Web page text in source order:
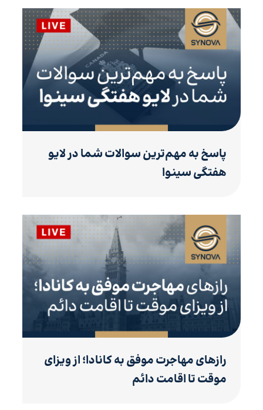
پاسخ به مهم‌ترین سوالات شما در لایو
هفتگی سینوا
رازهای مهاجرت موفق به کانادا؛ از ویزای
موقت تا اقامت دائم